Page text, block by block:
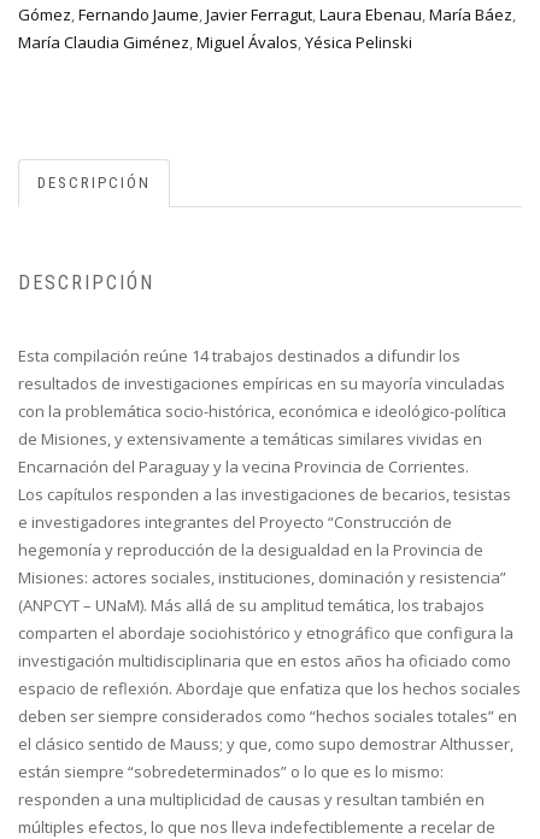
Gómez Fernando Jaume Javier Ferragut Laura Ebenau María Báez
María Claudia Giménez Miguel Ávalos Yésica Pelinski
DESCRIPCIÓN
DESCRIPCIÓN
Esta compilación reúne 14 trabajos destinados a difundir los
resultados de investigaciones empíricas en su mayoría vinculadas
con la problemática socio-histórica, económica e ideológico-política
de Misiones, y extensivamente a temáticas similares vividas en
Encarnación del Paraguay y la vecina Provincia de Corrientes.
Los capítulos responden a las investigaciones de becarios, tesistas
e investigadores integrantes del Proyecto “Construcción de
hegemonía y reproducción de la desigualdad en la Provincia de
Misiones: actores sociales, instituciones, dominación y resistencia”
(ANPCYT – UNaM). Más allá de su amplitud temática, los trabajos
comparten el abordaje sociohistórico y etnográfico que configura la
investigación multidisciplinaria que en estos años ha oficiado como
espacio de reflexión. Abordaje que enfatiza que los hechos sociales
deben ser siempre considerados como “hechos sociales totales” en
el clásico sentido de Mauss; y que, como supo demostrar Althusser,
están siempre “sobredeterminados” o lo que es lo mismo:
responden a una multiplicidad de causas y resultan también en
múltiples efectos, lo que nos lleva indefectiblemente a recelar de